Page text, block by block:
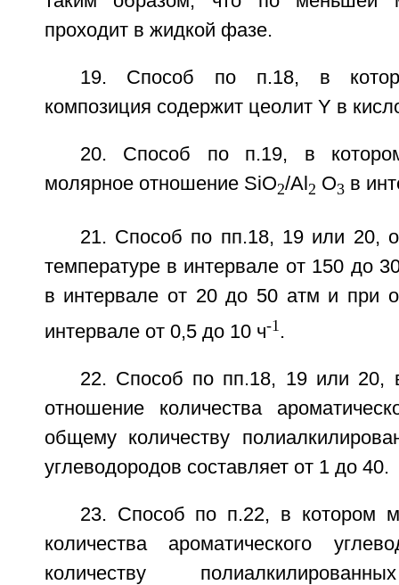
проходит в жидкой фазе.
19. Способ по п.18, в
композиция содержит цеолит Y в
20. Способ по п.19, в
молярное отношение SiO2/Al 2 O3 в
21. Способ по пп.18, 19 или 20,
температуре в интервале от 150 до
в интервале от 20 до 50 атм и при
интервале от 0,5 до 10 ч-1 .
22. Способ по пп.18, 19 или 20,
отношение количества
общему количеству
углеводородов составляет от 1 до 40.
23. Способ по п.22, в котором
количества ароматического
количеству